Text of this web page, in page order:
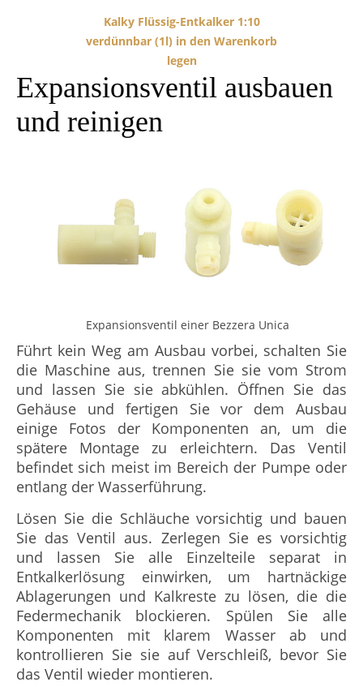
Kalky Flüssig-Entkalker 1:10
verdünnbar (1l) in den Warenkorb
legen
Expansionsventil ausbauen
und reinigen
Expansionsventil einer Bezzera Unica
Führt kein Weg am Ausbau vorbei, schalten Sie
die Maschine aus, trennen Sie sie vom Strom
und lassen Sie sie abkühlen. Öffnen Sie das
Gehäuse und fertigen Sie vor dem Ausbau
einige Fotos der Komponenten an, um die
spätere Montage zu erleichtern. Das Ventil
befindet sich meist im Bereich der Pumpe oder
entlang der Wasserführung.
Lösen Sie die Schläuche vorsichtig und bauen
Sie das Ventil aus. Zerlegen Sie es vorsichtig
und lassen Sie alle Einzelteile separat in
Entkalkerlösung einwirken, um hartnäckige
Ablagerungen und Kalkreste zu lösen, die die
Federmechanik blockieren. Spülen Sie alle
Komponenten mit klarem Wasser ab und
kontrollieren Sie sie auf Verschleiß, bevor Sie
das Ventil wieder montieren.